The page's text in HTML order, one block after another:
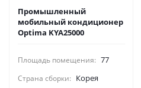
Промышленный
мобильный кондиционер
Optima KYA25000
Площадь помещения: 77
Страна сборки: Корея